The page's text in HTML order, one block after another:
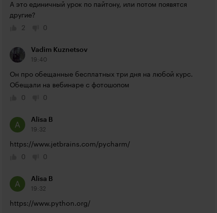
А это единичный урок по пайтону, или потом появятся
другие?
2
0
Vadim Kuznetsov
19:40
Он про обещанные бесплатных три дня на любой курс.
Обещали на вебинаре с фотошопом
0
0
Alisa B
19:32
https://www.jetbrains.com/pycharm/
0
0
Alisa B
19:32
https://www.python.org/